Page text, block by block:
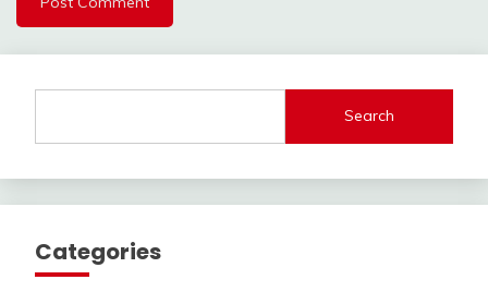
Search
Categories